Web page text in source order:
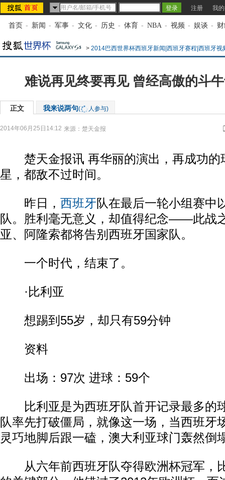
注册 我
首页 - 新闻 - 军事 - 文化 - 历史 - 体育 - NBA - 视频 - 娱谈 -
> 2014巴西世界杯西班牙新闻|西班牙赛程|西班牙视
难说再见终要再见 曾经高傲的斗
正文 我来说两句( 人参与)
2014年06月25日14:12 来源： 楚天金报
楚天金报讯 再华丽的演出，再成功的
星，都敌不过时间。
昨日， 西班牙队在最后一轮小组赛中
队。胜利毫无意义，却值得纪念——此战
亚、阿隆索都将告别西班牙国家队。
一个时代，结束了。
·比利亚
想踢到55岁，却只有59分钟
资料
出场：97次 进球：59个
比利亚是为西班牙队首开记录最多的
队率先打破僵局，就像这一场，当西班牙
灵巧地脚后跟一磕，澳大利亚球门轰然倒
从六年前西班牙队夺得欧洲杯冠军，